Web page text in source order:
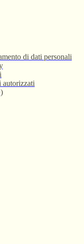
di dati personali
autorizzati